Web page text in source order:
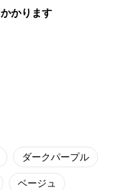
かかります
ダークパープル
ベージュ